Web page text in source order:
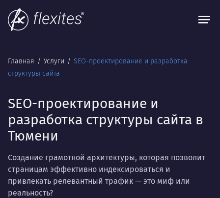
Главная Услуги
SEO-проектирование и разработка
структуры сайта
SEO-проектирование и
разработка структуры сайта в
Тюмени
Создание грамотной архитектуры, которая позволит
страницам эффективно индексироваться и
привлекать релевантный трафик — это миф или
реальность?